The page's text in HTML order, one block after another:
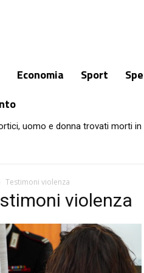
Economia Sport
uomo e donna trovati morti in
Testimoni violenza
violenza